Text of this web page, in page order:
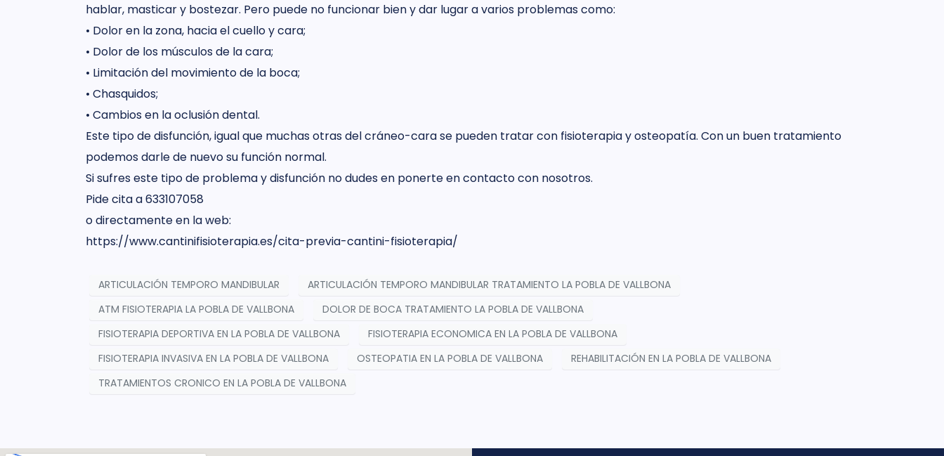
hablar, masticar y bostezar. Pero puede no funcionar bien y dar lugar a varios problemas como:
• Dolor en la zona, hacia el cuello y cara;
• Dolor de los músculos de la cara;
• Limitación del movimiento de la boca;
• Chasquidos;
• Cambios en la oclusión dental.
Este tipo de disfunción, igual que muchas otras del cráneo-cara se pueden tratar con fisioterapia y osteopatía. Con un buen tratamiento
podemos darle de nuevo su función normal.
Si sufres este tipo de problema y disfunción no dudes en ponerte en contacto con nosotros.
Pide cita a 633107058
o directamente en la web:
https://www.cantinifisioterapia.es/cita-previa-cantini-fisioterapia/
ARTICULACIÓN TEMPORO MANDIBULAR
ARTICULACIÓN TEMPORO MANDIBULAR TRATAMIENTO LA POBLA DE VALLBONA
ATM FISIOTERAPIA LA POBLA DE VALLBONA
DOLOR DE BOCA TRATAMIENTO LA POBLA DE VALLBONA
FISIOTERAPIA DEPORTIVA EN LA POBLA DE VALLBONA
FISIOTERAPIA ECONOMICA EN LA POBLA DE VALLBONA
FISIOTERAPIA INVASIVA EN LA POBLA DE VALLBONA
OSTEOPATIA EN LA POBLA DE VALLBONA
REHABILITACIÓN EN LA POBLA DE VALLBONA
TRATAMIENTOS CRONICO EN LA POBLA DE VALLBONA